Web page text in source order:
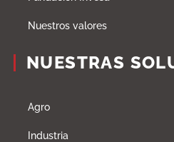
Nuestros valores
NUESTRAS
Agro
Industria